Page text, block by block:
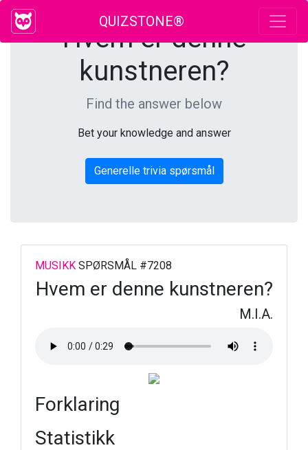
QUIZSTONE®
Hvem er denne
kunstneren?
Find the answer below
Bet your knowledge and answer
Generelle trivia spørsmål
MUSIKK SPØRSMÅL #7208
Hvem er denne kunstneren?
M.I.A.
Forklaring
Statistikk